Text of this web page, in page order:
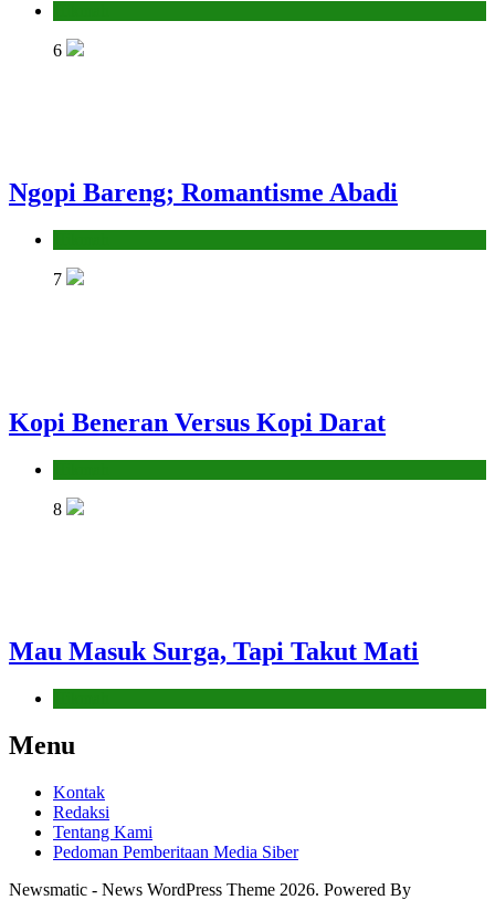
6
Ngopi Bareng; Romantisme Abadi
7
Kopi Beneran Versus Kopi Darat
8
Mau Masuk Surga, Tapi Takut Mati
Menu
Kontak
Redaksi
Tentang Kami
Pedoman Pemberitaan Media Siber
Newsmatic - News WordPress Theme 2026. Powered By